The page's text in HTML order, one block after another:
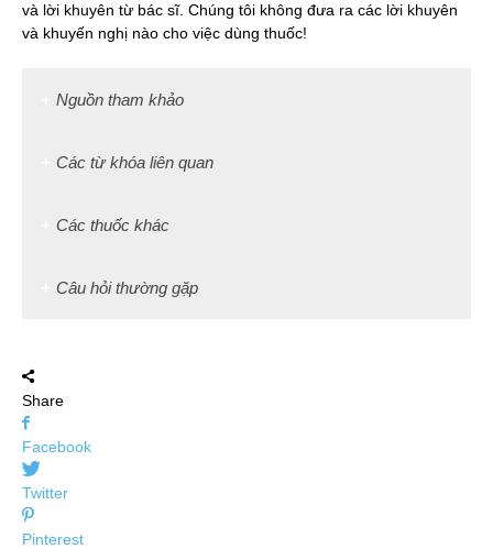
và lời khuyên từ bác sĩ. Chúng tôi không đưa ra các lời khuyên
và khuyến nghị nào cho việc dùng thuốc!
Nguồn tham khảo
Các từ khóa liên quan
Các thuốc khác
Câu hỏi thường gặp
Share
Facebook
Twitter
Pinterest